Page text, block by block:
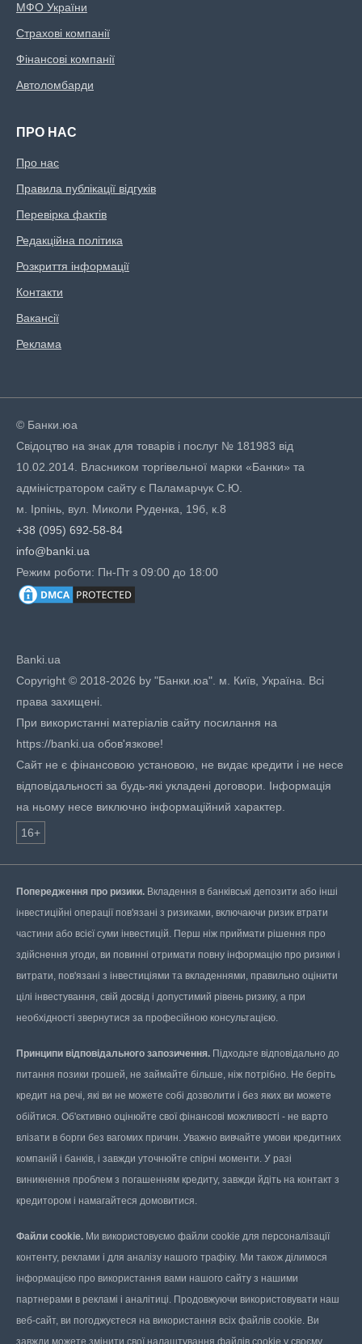
МФО України
Страхові компанії
Фінансові компанії
Автоломбарди
ПРО НАС
Про нас
Правила публікації відгуків
Перевірка фактів
Редакційна політика
Розкриття інформації
Контакти
Вакансії
Реклама
© Банки.юа
Свідоцтво на знак для товарів і послуг № 181983 від
10.02.2014. Власником торгівельної марки «Банки» та
адміністратором сайту є Паламарчук С.Ю.
м. Ірпінь, вул. Миколи Руденка, 19б, к.8
+38 (095) 692-58-84
info@banki.ua
Режим роботи: Пн-Пт з 09:00 до 18:00
Banki.ua
Copyright © 2018-2026 by "Банки.юа". м. Київ, Україна. Всі
права захищені.
При використанні матеріалів сайту посилання на
https://banki.ua обов'язкове!
Сайт не є фінансовою установою, не видає кредити і не несе
відповідальності за будь-які укладені договори. Інформація
на ньому несе виключно інформаційний характер.
16+
Попередження про ризики. Вкладення в банківські депозити або інші
інвестиційні операції пов'язані з ризиками, включаючи ризик втрати
частини або всієї суми інвестицій. Перш ніж приймати рішення про
здійснення угоди, ви повинні отримати повну інформацію про ризики і
витрати, пов'язані з інвестиціями та вкладеннями, правильно оцінити
цілі інвестування, свій досвід і допустимий рівень ризику, а при
необхідності звернутися за професійною консультацією.
Принципи відповідального запозичення. Підходьте відповідально до
питання позики грошей, не займайте більше, ніж потрібно. Не беріть
кредит на речі, які ви не можете собі дозволити і без яких ви можете
обійтися. Об'єктивно оцінюйте свої фінансові можливості - не варто
влізати в борги без вагомих причин. Уважно вивчайте умови кредитних
компаній і банків, і завжди уточнюйте спірні моменти. У разі
виникнення проблем з погашенням кредиту, завжди йдіть на контакт з
кредитором і намагайтеся домовитися.
Файли cookie. Ми використовуємо файли cookie для персоналізації
контенту, реклами і для аналізу нашого трафіку. Ми також ділимося
інформацією про використання вами нашого сайту з нашими
партнерами в рекламі і аналітиці. Продовжуючи використовувати наш
веб-сайт, ви погоджуєтеся на використання всіх файлів cookie. Ви
завжди можете змінити свої налаштування файлів cookie у своєму